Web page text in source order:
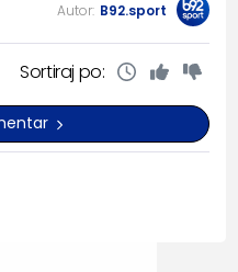
Autor: B92.sport
Sortiraj po: